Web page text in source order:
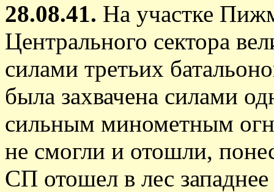
28.08.41. На участке
Центрального сектора
силами третьих
была захвачена силами
сильным минометным
не смогли и отошли,
СП отошел в лес